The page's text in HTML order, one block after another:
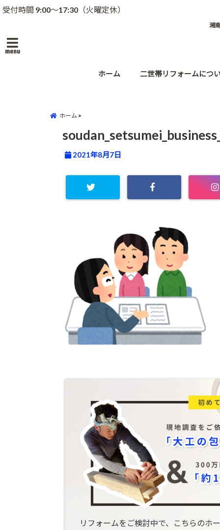
受付時間 9:00～17:30（火曜定休）
湘
menu
ホーム 二世帯リフォームにつ
ホーム
2021年8月7日
リフォームをご検討中で、こちらのホ